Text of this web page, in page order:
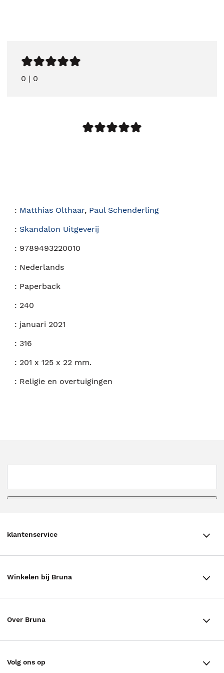
0 | 0
: Matthias Olthaar, Paul Schenderling
: Skandalon Uitgeverij
: 9789493220010
: Nederlands
: Paperback
: 240
: januari 2021
: 316
: 201 x 125 x 22 mm.
: Religie en overtuigingen
klantenservice
Annuleren & Retourneren
Winkelen bij Bruna
Over Bruna
Volg ons op